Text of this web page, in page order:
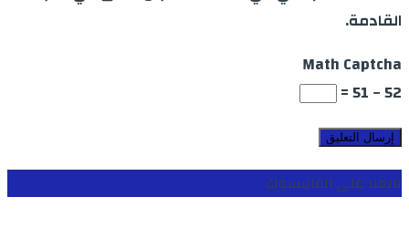
القادمة.
Math Captcha
52 − 51 =
تابعنا على الفايسبوك